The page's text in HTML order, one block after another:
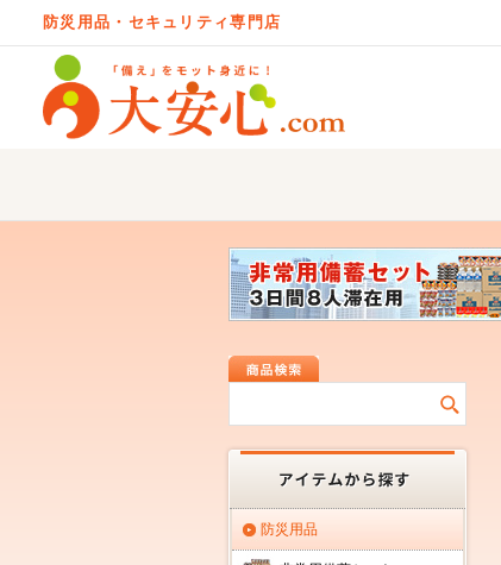
防災用品・セキュリティ専門店
防災用品